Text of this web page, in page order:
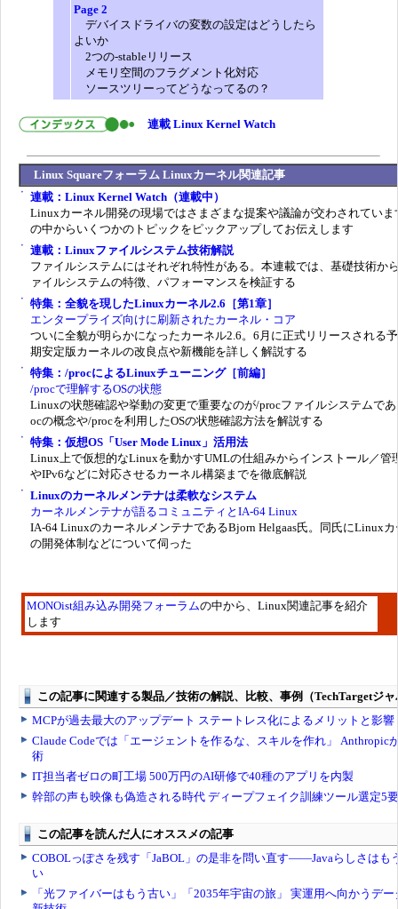
Page 2
デバイスドライバの変数の設定はどうしたら
よいか
2つの-stableリリース
メモリ空間のフラグメント化対応
ソースツリーってどうなってるの？
連載 Linux Kernel Watch
Linux Squareフォーラム Linuxカーネル関連記事
連載：Linux Kernel Watch（連載中）
Linuxカーネル開発の現場ではさまざまな提案や議論が交わされていま
の中からいくつかのトピックをピックアップしてお伝えします
連載：Linuxファイルシステム技術解説
ファイルシステムにはそれぞれ特性がある。本連載では、基礎技術か
ァイルシステムの特徴、パフォーマンスを検証する
特集：全貌を現したLinuxカーネル2.6［第1章］
エンタープライズ向けに刷新されたカーネル・コア
ついに全貌が明らかになったカーネル2.6。6月に正式リリースされる
期安定版カーネルの改良点や新機能を詳しく解説する
特集：/procによるLinuxチューニング［前編］
/procで理解するOSの状態
Linuxの状態確認や挙動の変更で重要なのが/procファイルシステムで
ocの概念や/procを利用したOSの状態確認方法を解説する
特集：仮想OS「User Mode Linux」活用法
Linux上で仮想的なLinuxを動かすUMLの仕組みからインストール／管
やIPv6などに対応させるカーネル構築までを徹底解説
Linuxのカーネルメンテナは柔軟なシステム
カーネルメンテナが語るコミュニティとIA-64 Linux
IA-64 LinuxのカーネルメンテナであるBjorn Helgaas氏。同氏にLinux
の開発体制などについて伺った
MONOist組み込み開発フォーラムの中から、Linux関連記事を紹介
します